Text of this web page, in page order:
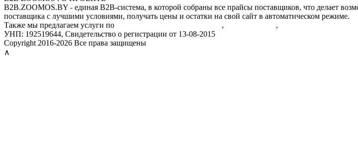
B2B.ZOOMOS.BY - единая B2B-система, в которой собраны все прайсы поставщиков, что делает
поставщика с лучшими условиями, получать цены и остатки на свой сайт в автоматическом режиме.
Также мы предлагаем услуги по
, ,
УНП: 192519644, Свидетельство о регистрации от 13-08-2015
Copyright 2016-2026 Все права защищены
∧